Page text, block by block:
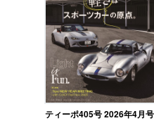
ティーポ405号 2026年4月号